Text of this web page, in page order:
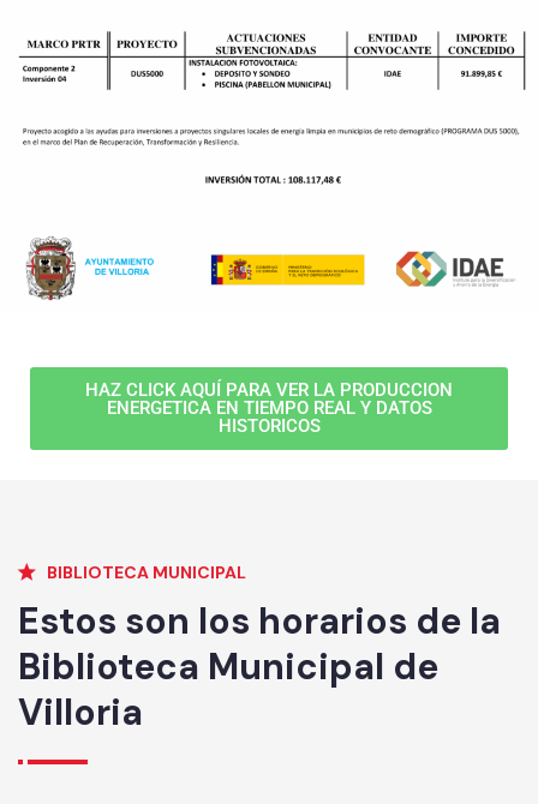
HAZ CLICK AQUÍ PARA VER LA PRODUCCION
ENERGETICA EN TIEMPO REAL Y DATOS
HISTORICOS
BIBLIOTECA MUNICIPAL
Estos son los horarios de la
Biblioteca Municipal de
Villoria